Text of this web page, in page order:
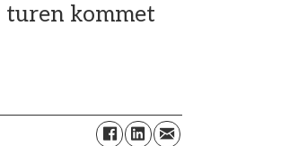
turen kommet